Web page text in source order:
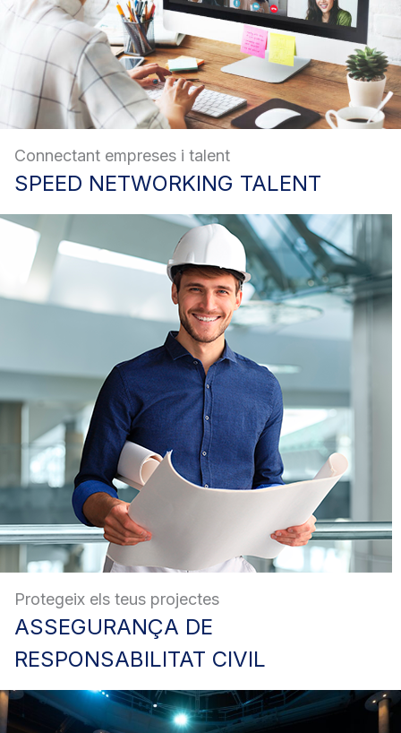
Connectant empreses i talent
SPEED NETWORKING TALENT
Protegeix els teus projectes
ASSEGURANÇA DE
RESPONSABILITAT CIVIL